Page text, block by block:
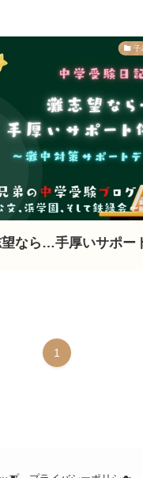
子
望なら…手厚いサポー
1